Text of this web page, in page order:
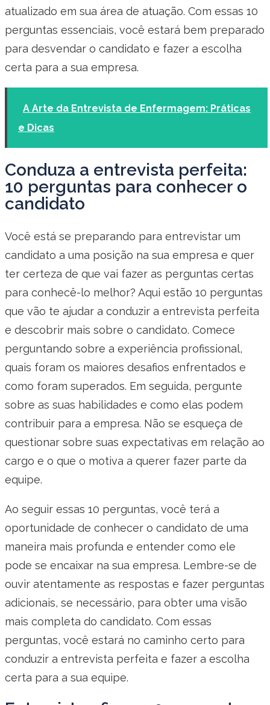
atualizado em sua área de atuação. Com essas 10
perguntas essenciais, você estará bem preparado
para desvendar o candidato e fazer a escolha
certa para a sua empresa.
A Arte da Entrevista de Enfermagem: Práticas
e Dicas
Conduza a entrevista perfeita:
10 perguntas para conhecer o
candidato
Você está se preparando para entrevistar um
candidato a uma posição na sua empresa e quer
ter certeza de que vai fazer as perguntas certas
para conhecê-lo melhor? Aqui estão 10 perguntas
que vão te ajudar a conduzir a entrevista perfeita
e descobrir mais sobre o candidato. Comece
perguntando sobre a experiência profissional,
quais foram os maiores desafios enfrentados e
como foram superados. Em seguida, pergunte
sobre as suas habilidades e como elas podem
contribuir para a empresa. Não se esqueça de
questionar sobre suas expectativas em relação ao
cargo e o que o motiva a querer fazer parte da
equipe.
Ao seguir essas 10 perguntas, você terá a
oportunidade de conhecer o candidato de uma
maneira mais profunda e entender como ele
pode se encaixar na sua empresa. Lembre-se de
ouvir atentamente as respostas e fazer perguntas
adicionais, se necessário, para obter uma visão
mais completa do candidato. Com essas
perguntas, você estará no caminho certo para
conduzir a entrevista perfeita e fazer a escolha
certa para a sua equipe.